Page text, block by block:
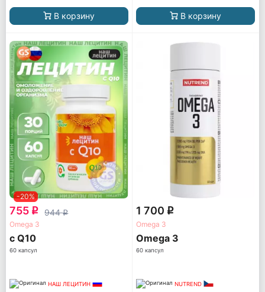
В корзину В корзину
-20%
755 q 944q
Omega 3
с Q10
60 капсул
НАШ ЛЕЦИТИН
1 700 q
Omega 3
Omega 3
60 капсул
NUTREND